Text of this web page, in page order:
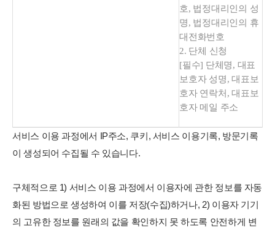
호, 법정대리인의 성
명, 법정대리인의 휴
대전화번호
2. 단체 신청
[필수] 단체명, 대표
보호자 성명, 대표보
호자 연락처, 대표보
호자 메일 주소
서비스 이용 과정에서 IP주소, 쿠키, 서비스 이용기록, 방문기록
이 생성되어 수집될 수 있습니다.
구체적으로 1) 서비스 이용 과정에서 이용자에 관한 정보를 자동
화된 방법으로 생성하여 이를 저장(수집)하거나, 2) 이용자 기기
의 고유한 정보를 원래의 값을 확인하지 못 하도록 안전하게 변